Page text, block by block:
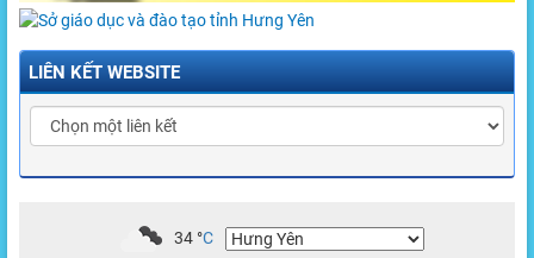
LIÊN KẾT WEBSITE
34°C